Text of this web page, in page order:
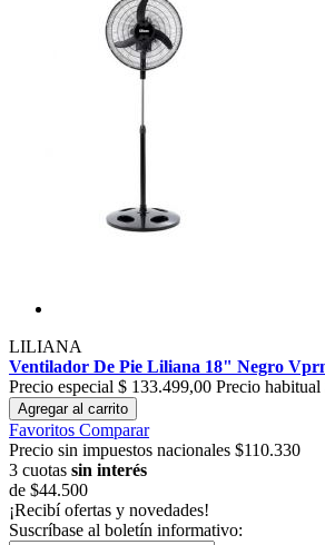
LILIANA
Ventilador De Pie Liliana 18" Negro
Precio especial $ 133.499,00 Precio habitual
Agregar al carrito
Favoritos Comparar
Precio sin impuestos nacionales $110.330
3 cuotas sin interés
de $44.500
¡Recibí ofertas y novedades!
Suscríbase al boletín informativo: